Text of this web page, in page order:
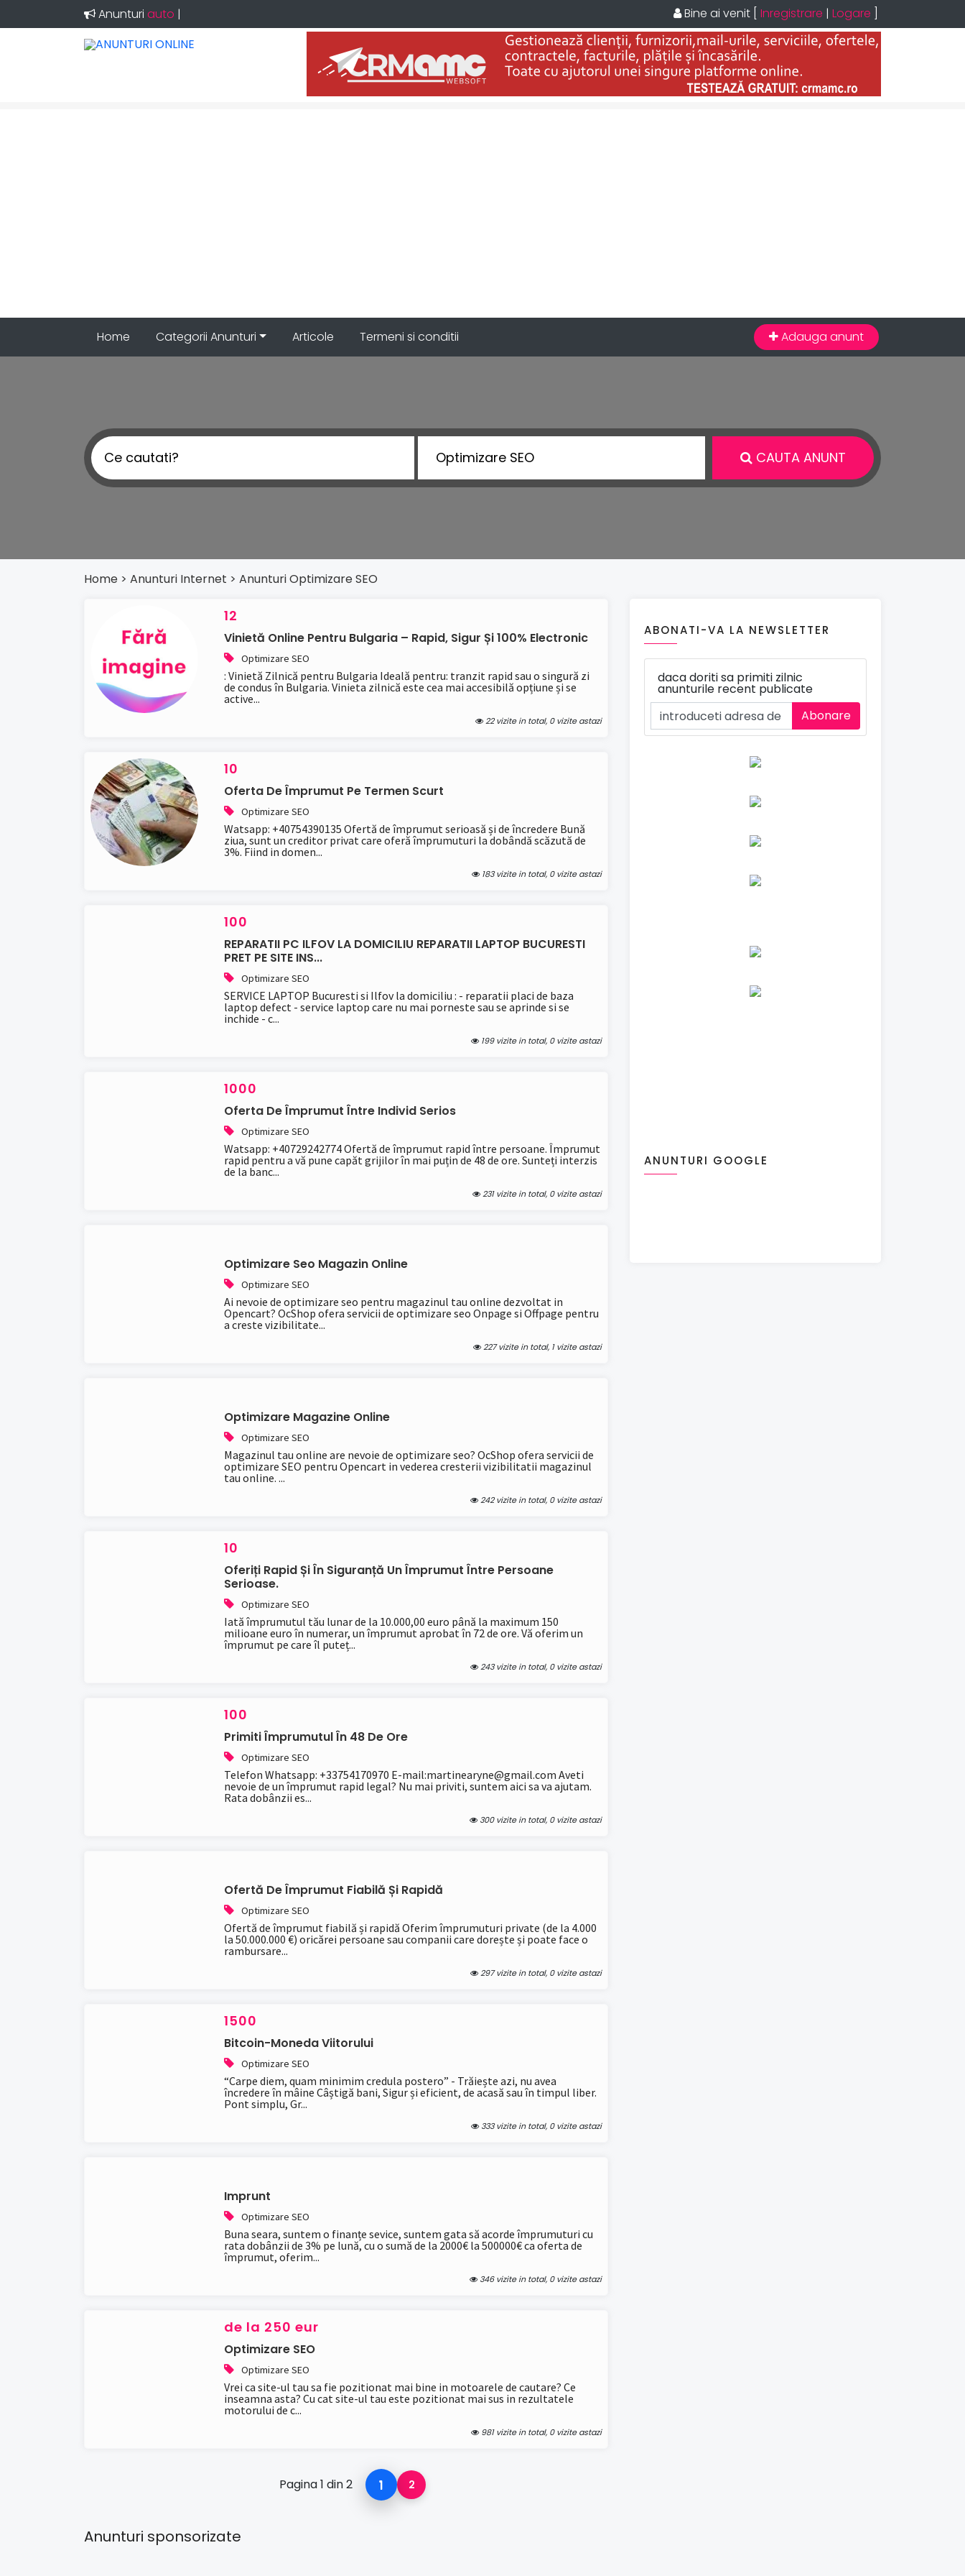
Anunturi | Bine ai venit Inregistrare | Logare
Home Categorii Anunturi Articole Termeni si conditii Adauga anunt
Optimizare SEO CAUTA ANUNT
Home > Anunturi Internet > AnunturiOptimizare SEO
12
Vinietă Online Pentru Bulgaria – Rapid, Sigur Și 100% Electronic
Optimizare SEO
: Vinietă Zilnică pentru Bulgaria Ideală pentru: tranzit rapid sau o singură zi
de condus în Bulgaria. Vinieta zilnică este cea mai accesibilă opțiune și se
active...
22 vizite in total, 0 vizite astazi
10
Oferta De Împrumut Pe Termen Scurt
Optimizare SEO
Watsapp: +40754390135 Ofertă de împrumut serioasă și de încredere Bună
ziua, sunt un creditor privat care oferă împrumuturi la dobândă scăzută de
3%. Fiind in domen...
183 vizite in total, 0 vizite astazi
100
REPARATII PC ILFOV LA DOMICILIU REPARATII LAPTOP BUCURESTI
PRET PE SITE INS...
Optimizare SEO
SERVICE LAPTOP Bucuresti si Ilfov la domiciliu : - reparatii placi de baza
laptop defect - service laptop care nu mai porneste sau se aprinde si se
inchide - c...
199 vizite in total, 0 vizite astazi
1000
Oferta De Împrumut Între Individ Serios
Optimizare SEO
Watsapp: +40729242774 Ofertă de împrumut rapid între persoane. Împrumut
rapid pentru a vă pune capăt grijilor în mai puțin de 48 de ore. Sunteți interzis
de la banc...
231 vizite in total, 0 vizite astazi
Optimizare Seo Magazin Online
Optimizare SEO
Ai nevoie de optimizare seo pentru magazinul tau online dezvoltat in
Opencart? OcShop ofera servicii de optimizare seo Onpage si Offpage pentru
a creste vizibilitate...
227 vizite in total, 1 vizite astazi
Optimizare Magazine Online
Optimizare SEO
Magazinul tau online are nevoie de optimizare seo? OcShop ofera servicii de
optimizare SEO pentru Opencart in vederea cresterii vizibilitatii magazinul
tau online. ...
242 vizite in total, 0 vizite astazi
10
Oferiți Rapid Și În Siguranță Un Împrumut Între Persoane
Serioase.
Optimizare SEO
Iată împrumutul tău lunar de la 10.000,00 euro până la maximum 150
milioane euro în numerar, un împrumut aprobat în 72 de ore. Vă oferim un
împrumut pe care îl puteț...
243 vizite in total, 0 vizite astazi
100
Primiti Împrumutul În 48 De Ore
Optimizare SEO
Telefon Whatsapp: +33754170970 E-mail:martinearyne@gmail.com Aveti
nevoie de un împrumut rapid legal? Nu mai priviti, suntem aici sa va ajutam.
Rata dobânzii es...
300 vizite in total, 0 vizite astazi
Ofertă De Împrumut Fiabilă Și Rapidă
Optimizare SEO
Ofertă de împrumut fiabilă și rapidă Oferim împrumuturi private (de la 4.000
la 50.000.000 €) oricărei persoane sau companii care dorește și poate face o
rambursare...
297 vizite in total, 0 vizite astazi
1500
Bitcoin-Moneda Viitorului
Optimizare SEO
“Carpe diem, quam minimim credula postero” - Trăiește azi, nu avea
încredere în mâine Câștigă bani, Sigur și eficient, de acasă sau în timpul liber.
Pont simplu, Gr...
333 vizite in total, 0 vizite astazi
Imprunt
Optimizare SEO
Buna seara, suntem o finanțe sevice, suntem gata să acorde împrumuturi cu
rata dobânzii de 3% pe lună, cu o sumă de la 2000€ la 500000€ ca oferta de
împrumut, oferim...
346 vizite in total, 0 vizite astazi
de la 250 eur
Optimizare SEO
Optimizare SEO
Vrei ca site-ul tau sa fie pozitionat mai bine in motoarele de cautare? Ce
inseamna asta? Cu cat site-ul tau este pozitionat mai sus in rezultatele
motorului de c...
981 vizite in total, 0 vizite astazi
Pagina 1 din 2 1 2
Anunturi sponsorizate
ABONATI-VA LA NEWSLETTER
daca doriti sa primiti zilnic
anunturile recent publicate
ANUNTURI GOOGLE